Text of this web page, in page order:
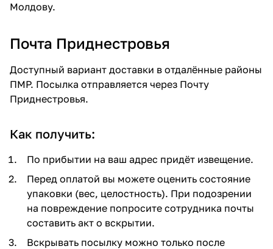
Молдову.
Почта Приднестровья
Доступный вариант доставки в отдалённые районы
ПМР. Посылка отправляется через Почту
Приднестровья.
Как получить:
По прибытии на ваш адрес придёт извещение.
Перед оплатой вы можете оценить состояние
упаковки (вес, целостность). При подозрении
на повреждение попросите сотрудника почты
составить акт о вскрытии.
Вскрывать посылку можно только после